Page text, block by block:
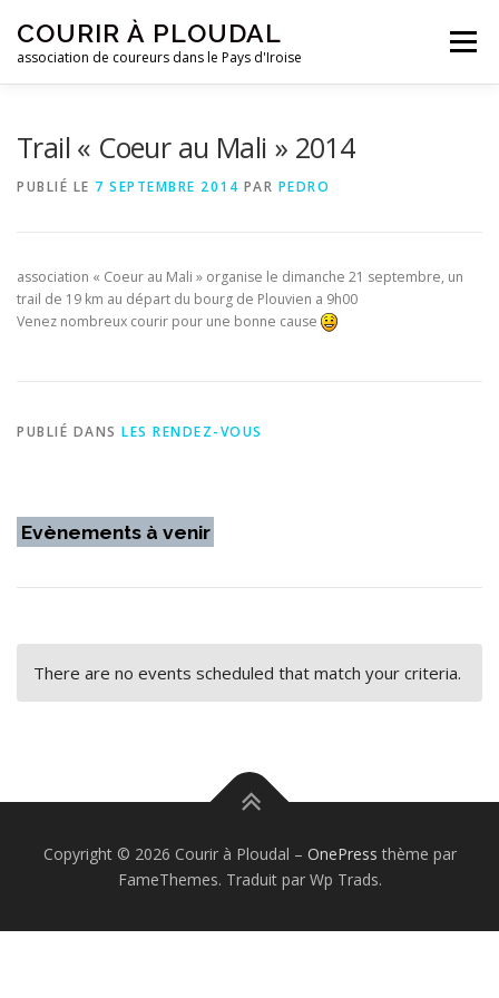
contenu
COURIR À PLOUDAL
association de coureurs dans le Pays d'Iroise
Menu
CONTACTEZ-NOUS !
Trail « Coeur au Mali » 2014
PUBLIÉ LE 7 SEPTEMBRE 2014 PAR PEDRO
association « Coeur au Mali » organise le dimanche 21 septembre, un
trail de 19 km au départ du bourg de Plouvien a 9h00
Venez nombreux courir pour une bonne cause
PUBLIÉ DANS LES RENDEZ-VOUS
Evènements à venir
There are no events scheduled that match your criteria.
Copyright © 2026 Courir à Ploudal – OnePress thème par
FameThemes. Traduit par Wp Trads.